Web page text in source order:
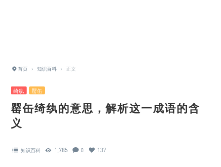
首页 › 知识百科 › 正文
绮纨 罂缶
罂缶绮纨的意思，解析这一成语的含
义
知识百科 1,785 0 137